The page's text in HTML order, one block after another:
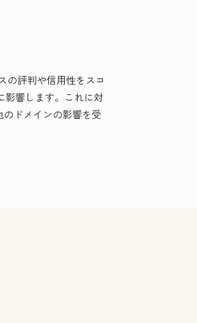
の評判や信用性をスコ
影響します。これに対
ドメインの影響を受